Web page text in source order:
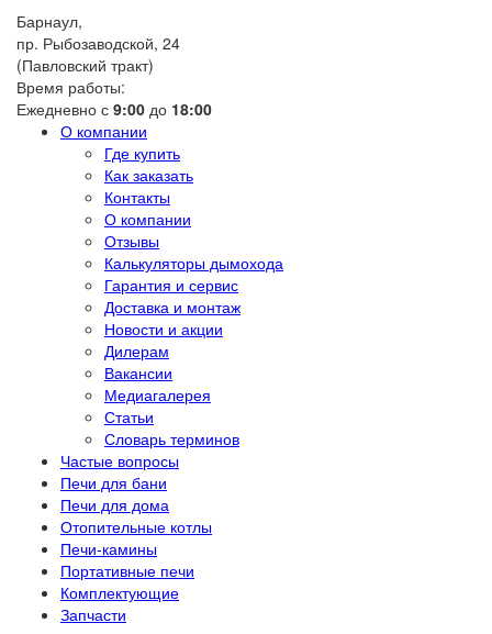
Барнаул,
пр. Рыбозаводской, 24
(Павловский тракт)
Время работы:
Ежедневно с 9:00 до 18:00
О компании
Где купить
Как заказать
Контакты
О компании
Отзывы
Калькуляторы дымохода
Гарантия и сервис
Доставка и монтаж
Новости и акции
Дилерам
Вакансии
Медиагалерея
Статьи
Словарь терминов
Частые вопросы
Печи для бани
Печи для дома
Отопительные котлы
Печи-камины
Портативные печи
Комплектующие
Запчасти